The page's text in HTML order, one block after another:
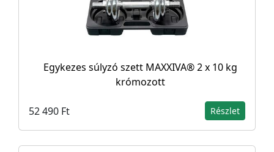
Egykezes súlyzó szett MAXXIVA® 2 x 10 kg
krómozott
52 490 Ft Részlet